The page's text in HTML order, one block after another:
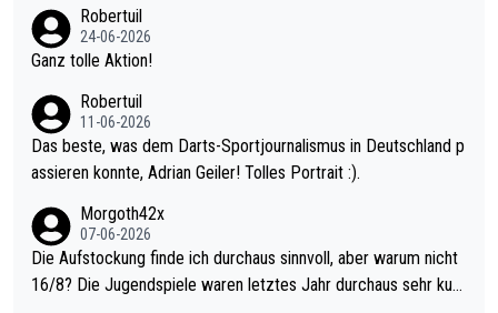
mal 40+ erst recht. Da gewinnst keinen Blumentopf - ist ja noc
h krasser wie ein Pokalspiel eines Kreisligisten vs einem Bund
Robertuil
24-06-2026
Ganz tolle Aktion!
Robertuil
11-06-2026
Das beste, was dem Darts-Sportjournalismus in Deutschland p
assieren konnte, Adrian Geiler! Tolles Portrait :).
Morgoth42x
07-06-2026
Die Aufstockung finde ich durchaus sinnvoll, aber warum nicht
16/8? Die Jugendspiele waren letztes Jahr durchaus sehr kurz